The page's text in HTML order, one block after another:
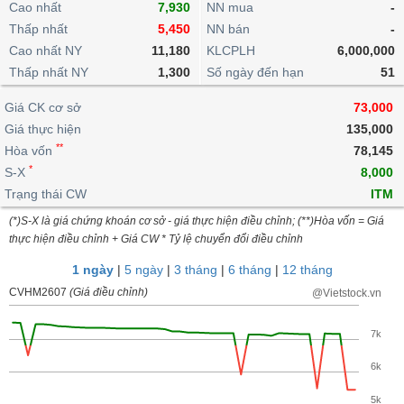
lỗ
Giao
nội
bộ
Niên
giám
Tài
liệu
cổ
đông
Định
giá
Nước
Tự
doanh
Top
cổ
phiếu
Bản
kê
giao
dịch
dịch
Chứng
quyền
Thống
kê
dịch
Định
Thống
dịch
Tin
tức
Phân
tích
kỹ
thuật
Bảng
tuyến
lọc
cổ
phiếu
sánh
cổ
phiếu
Báo
cáo
Vĩ
mô
lai
Chứng
quyền
Trái
phiếu
doanh
nghiệp
IR
Awards
Dịch
vụ
Cao nhất
7,930
Thấp nhất
5,450
Cao nhất NY
11,180
Thấp nhất NY
1,300
NN mua
-
NN bán
-
KLCPLH
6,000,000
Số ngày đến hạn
51
Giá CK cơ sở
73,000
Giá thực hiện
135,000
Hòa vốn **
78,145
S-X *
8,000
Trạng thái CW
ITM
(*)S-X là giá chứng khoán cơ sở - giá thực hiện điều chỉnh; (**)Hòa vốn = Giá
thực hiện điều chỉnh + Giá CW * Tỷ lệ chuyển đổi điều chỉnh
1 ngày| 5 ngày| 3 tháng | 6 tháng | 12 tháng
CVHM2607 (Giá điều chỉnh) @Vietstock.vn
5k
6k
7k
BẤT
ĐỘNG
SẢN
TÀI
CHÍNH
HÀNG
HÓA
KINH